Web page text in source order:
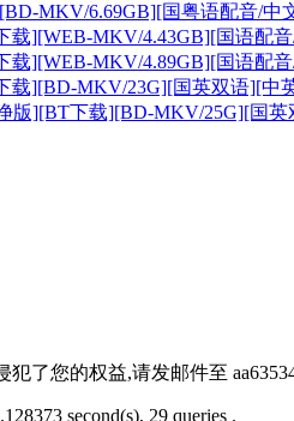
MKV/6.69GB][国粤语配音/中
][WEB-MKV/4.43GB][国语配
][WEB-MKV/4.89GB][国语配
载][BD-MKV/23G][国英双语][中
版][BT下载][BD-MKV/25G][国英
犯了您的权益,请发邮件至
second(s), 29 queries .